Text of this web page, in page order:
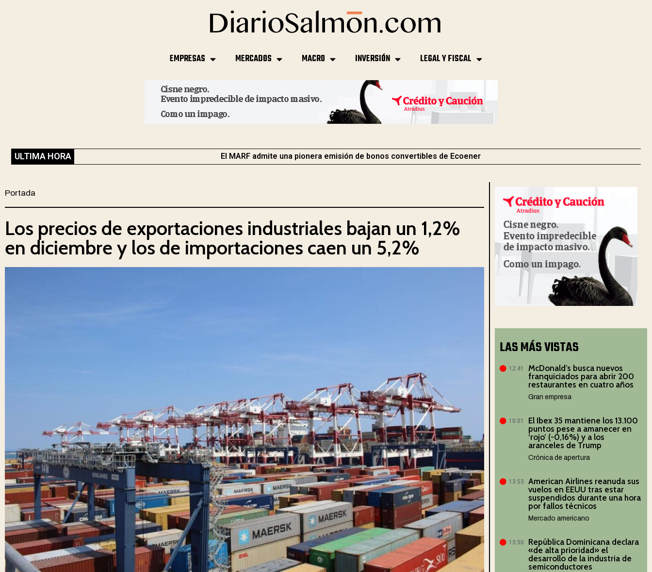
EMPRESAS MERCADOS MACRO INVERSIÓN LEGAL Y FISCAL
ULTIMA HORA El MARF admite una pionera emisión de bonos convertibles de Ecoener
Portada
Los precios de exportaciones industriales bajan un 1,2%
en diciembre y los de importaciones caen un 5,2%
LAS MÁS VISTAS
12:41
McDonald’s busca nuevos
franquiciados para abrir 200
restaurantes en cuatro años
Gran empresa
10:01
El Ibex 35 mantiene los 13.100
puntos pese a amanecer en
‘rojo’ (-0,16%) y a los
aranceles de Trump
Crónica de apertura
13:53
American Airlines reanuda sus
vuelos en EEUU tras estar
suspendidos durante una hora
por fallos técnicos
Mercado americano
13:50
República Dominicana declara
«de alta prioridad» el
desarrollo de la industria de
semiconductores